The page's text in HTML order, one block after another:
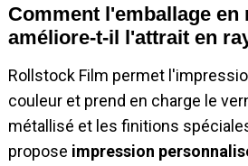
Comment l'emballage en
améliore-t-il l'attrait en
Rollstock Film permet
couleur et prend en charge le
métallisé et les finitions
propose impression